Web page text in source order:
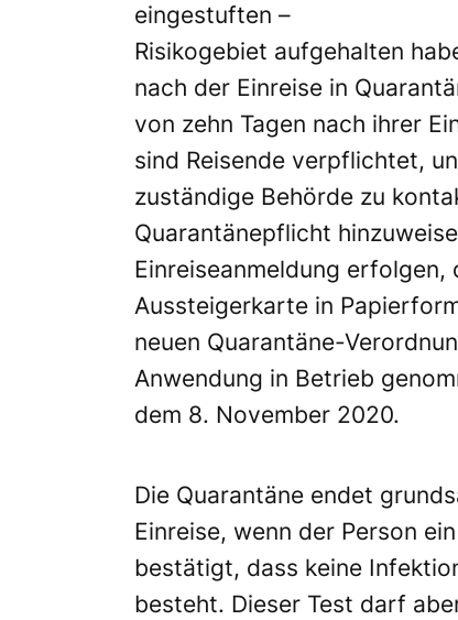
eingestuften –
Risikogebiet aufgehalten
nach der Einreise in
von zehn Tagen nach ihrer
sind Reisende verpflichtet,
zuständige Behörde zu
Quarantänepflicht
Einreiseanmeldung
Aussteigerkarte in
neuen Quarantäne-
Anwendung in Betrieb
dem 8. November 2020.
Die Quarantäne endet
Einreise, wenn der Person
bestätigt, dass keine
besteht. Dieser Test darf